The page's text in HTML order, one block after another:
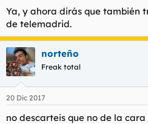
Ya, y ahora dirás que también
de telemadrid.
norteño
Freak total
20 Dic 2017
no descarteis que no de la